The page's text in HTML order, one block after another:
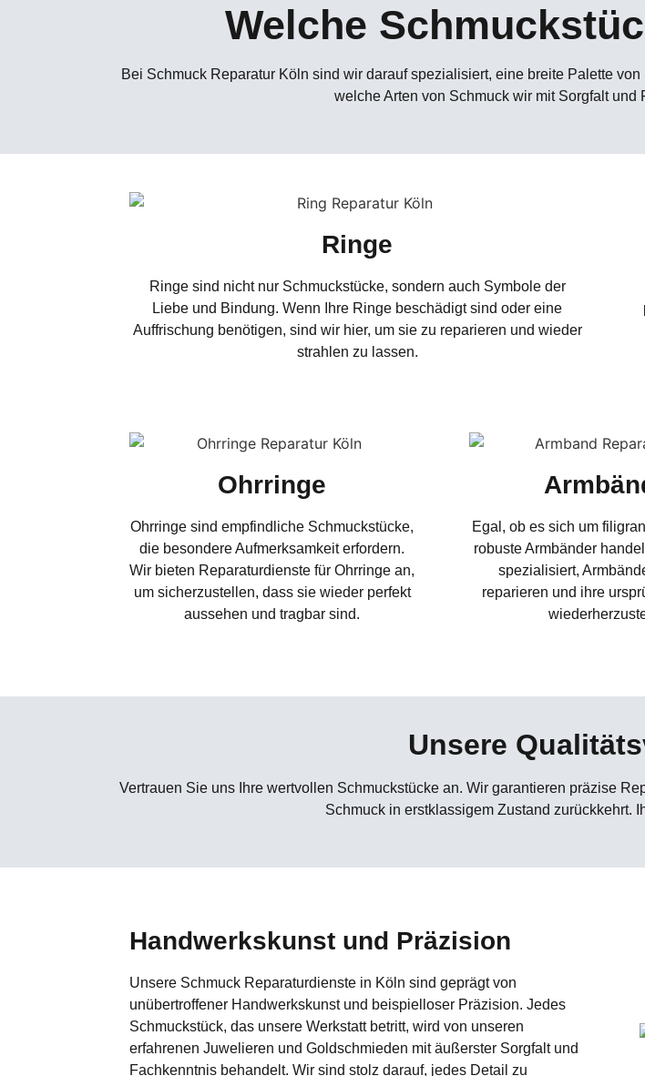
Welche
Bei Schmuck Reparatur Köln sind wir darauf spezialisiert, eine breite Palette
welche Arten von Schmuck wir mit Sorgfalt
Ringe
Ringe sind nicht nur Schmuckstücke, sondern auch Symbole der
Liebe und Bindung. Wenn Ihre Ringe beschädigt sind oder eine
Auffrischung benötigen, sind wir hier, um sie zu reparieren und wieder
strahlen zu lassen.
Ohrringe
Ohrringe sind empfindliche Schmuckstücke,
die besondere Aufmerksamkeit erfordern.
Wir bieten Reparaturdienste für Ohrringe an,
um sicherzustellen, dass sie wieder perfekt
aussehen und tragbar sind.
Egal, ob es sich um
robuste Armbänder
spezialisiert,
reparieren und ihre
Unsere
Vertrauen Sie uns Ihre wertvollen Schmuckstücke an. Wir garantieren präzise
Schmuck in erstklassigem Zustand zurückkehrt.
Handwerkskunst und Präzision
Unsere Schmuck Reparaturdienste in Köln sind geprägt von
unübertroffener Handwerkskunst und beispielloser Präzision. Jedes
Schmuckstück, das unsere Werkstatt betritt, wird von unseren
erfahrenen Juwelieren und Goldschmieden mit äußerster Sorgfalt und
Fachkenntnis behandelt. Wir sind stolz darauf, jedes Detail zu